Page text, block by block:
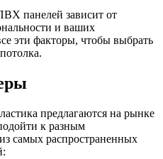
панелей зависит от
и ваших
эти факторы, чтобы выбрать
предлагаются на рынке
к разным
самых распространенных